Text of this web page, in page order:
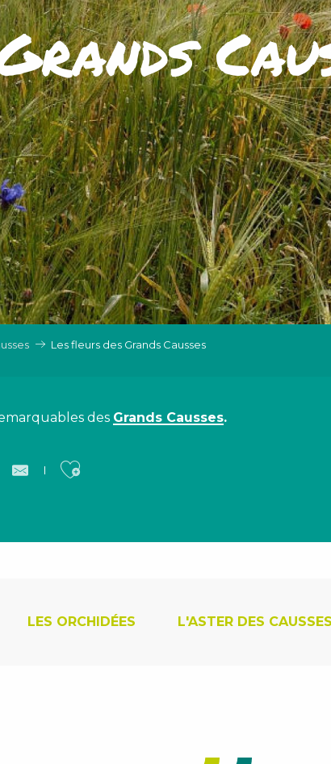
Les fleurs des Grands Causses
des Grands Causses.
Ajouter aux favoris
LES ORCHIDÉES L'ASTER DES CAUSSES